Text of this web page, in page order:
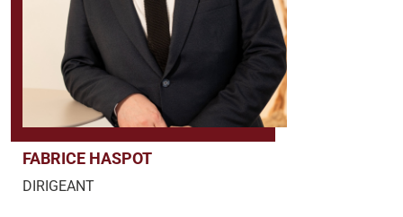
FABRICE HASPOT
DIRIGEANT